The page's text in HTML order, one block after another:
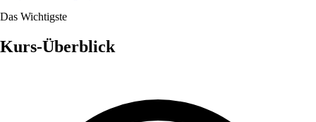
Das Wichtigste
Kurs-Überblick